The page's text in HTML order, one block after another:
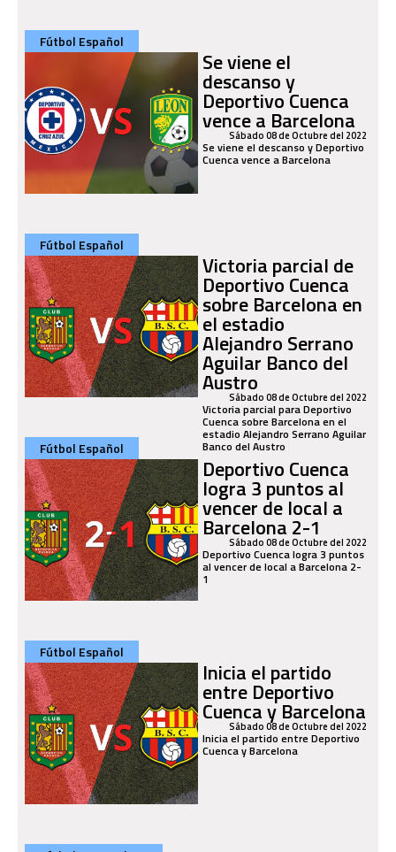
Fútbol Español
Se viene el
descanso y
Deportivo Cuenca
vence a Barcelona
Sábado 08 de Octubre del 2022
Se viene el descanso y Deportivo
Cuenca vence a Barcelona
Fútbol Español
Victoria parcial de
Deportivo Cuenca
sobre Barcelona en
el estadio
Alejandro Serrano
Aguilar Banco del
AustroSábado 08 de Octubre del 2022
Victoria parcial para Deportivo
Cuenca sobre Barcelona en el
estadio Alejandro Serrano Aguilar
Banco del Austro
Fútbol Español
Deportivo Cuenca
logra 3 puntos al
vencer de local a
Barcelona 2-1
Sábado 08 de Octubre del 2022
Deportivo Cuenca logra 3 puntos
al vencer de local a Barcelona 2-
1
Fútbol Español
Inicia el partido
entre Deportivo
Cuenca y Barcelona
Sábado 08 de Octubre del 2022
Inicia el partido entre Deportivo
Cuenca y Barcelona